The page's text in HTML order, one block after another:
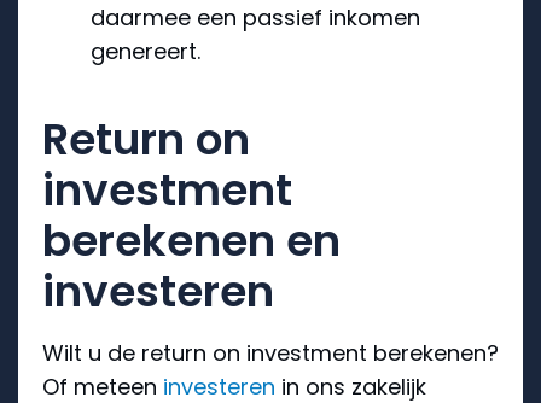
daarmee een passief inkomen
genereert.
Return on
investment
berekenen en
investeren
Wilt u de return on investment berekenen?
Of meteen investeren in ons zakelijk